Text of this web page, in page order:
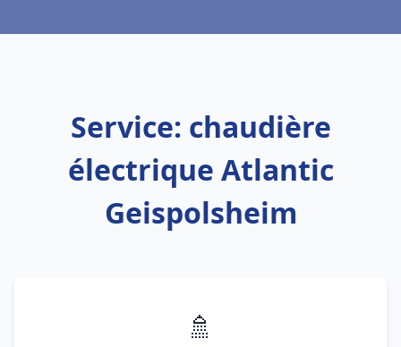
Service: chaudière
électrique Atlantic
Geispolsheim
🚿